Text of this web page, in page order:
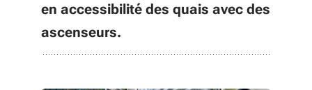
en accessibilité des quais avec des
ascenseurs.